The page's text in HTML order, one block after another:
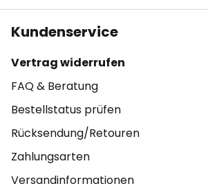
Kundenservice
Vertrag widerrufen
FAQ & Beratung
Bestellstatus prüfen
Rücksendung/Retouren
Zahlungsarten
Versandinformationen